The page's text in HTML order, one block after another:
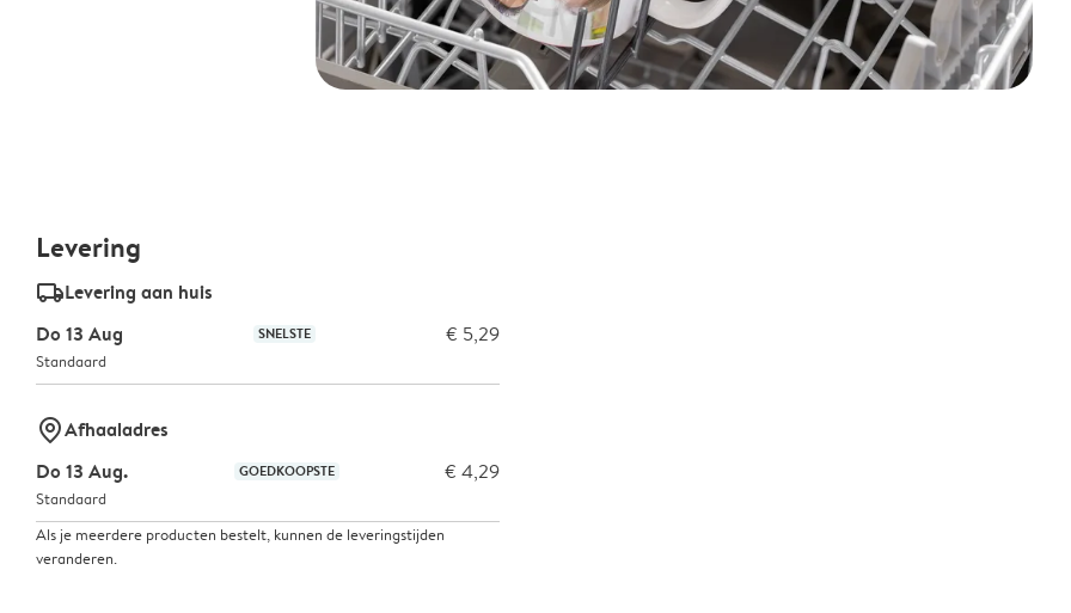
Levering
delivery_standard_v2Levering aan huis
Do 13 Aug
SNELSTE € 5,29
Standaard
marker-pinAfhaaladres
Do 13 Aug.
GOEDKOOPSTE € 4,29
Standaard
Als je meerdere producten bestelt, kunnen de leveringstijden
veranderen.